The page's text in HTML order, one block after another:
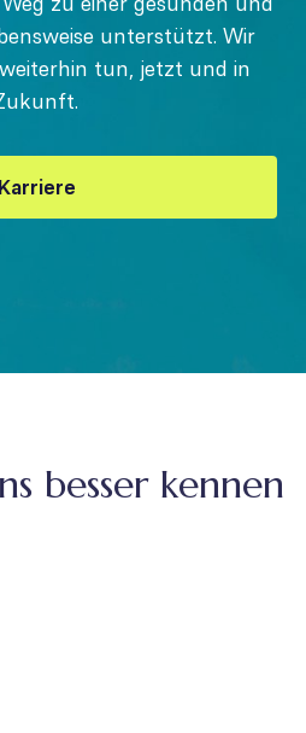
unterstützt. Wir
tun, jetzt und in
Karriere
besser kennen